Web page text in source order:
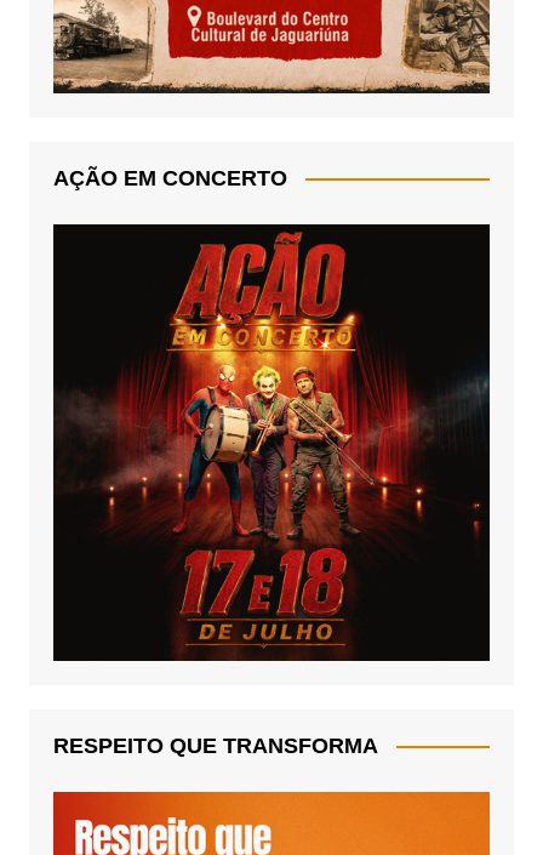
AÇÃO EM CONCERTO
RESPEITO QUE TRANSFORMA